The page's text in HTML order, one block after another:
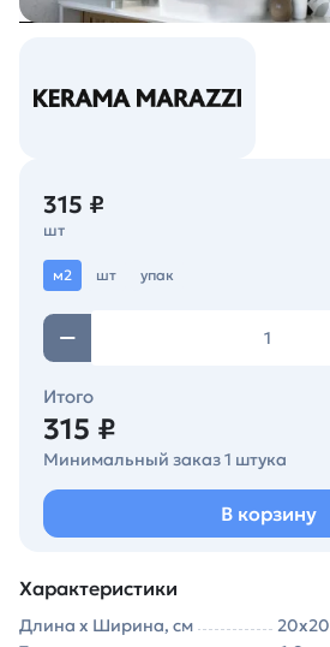
315 ₽
шт
м2 шт упак
Итого
315 ₽
Минимальный заказ 1 штука
В корзину
Характеристики
Длина х Ширина, см
20х20